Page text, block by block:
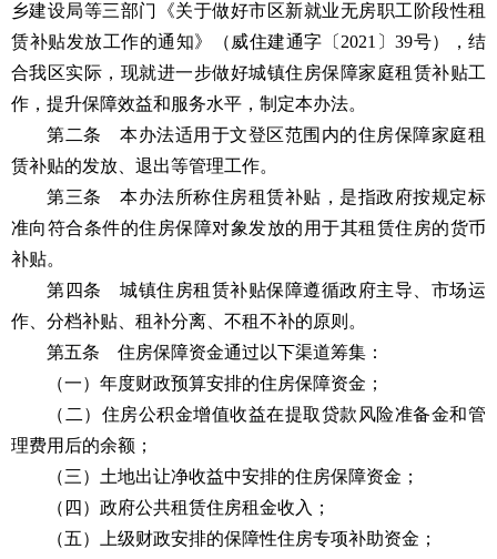
乡建设局等三部门《关于做好市区新就业无房职工阶段性租
赁补贴发放工作的通知》（威住建通字〔2021〕39号），结
合我区实际，现就进一步做好城镇住房保障家庭租赁补贴工
作，提升保障效益和服务水平，制定本办法。
第二条 本办法适用于文登区范围内的住房保障家庭租
赁补贴的发放、退出等管理工作。
第三条 本办法所称住房租赁补贴，是指政府按规定标
准向符合条件的住房保障对象发放的用于其租赁住房的货币
补贴。
第四条 城镇住房租赁补贴保障遵循政府主导、市场运
作、分档补贴、租补分离、不租不补的原则。
第五条 住房保障资金通过以下渠道筹集：
（一）年度财政预算安排的住房保障资金；
（二）住房公积金增值收益在提取贷款风险准备金和管
理费用后的余额；
（三）土地出让净收益中安排的住房保障资金；
（四）政府公共租赁住房租金收入；
（五）上级财政安排的保障性住房专项补助资金；